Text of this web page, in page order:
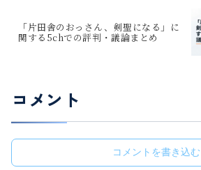
「片田舎のおっさん、剣聖になる」に
関する5chでの評判・議論まとめ
コメント
コメントを書き込む